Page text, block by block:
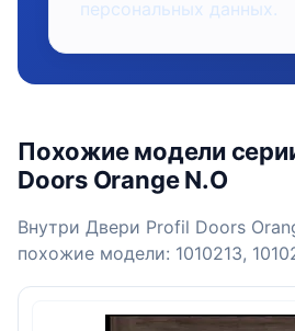
персональных данных.
Похожие модели
Doors Orange N.O
Внутри Двери Profil Doors
похожие модели: 1010213,